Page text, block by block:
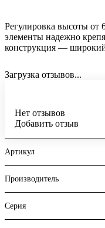
Регулировка высоты от
элементы надежно
конструкция —
Загрузка отзывов...
Нет отзывов
Добавить отзыв
Артикул
Производитель
Серия